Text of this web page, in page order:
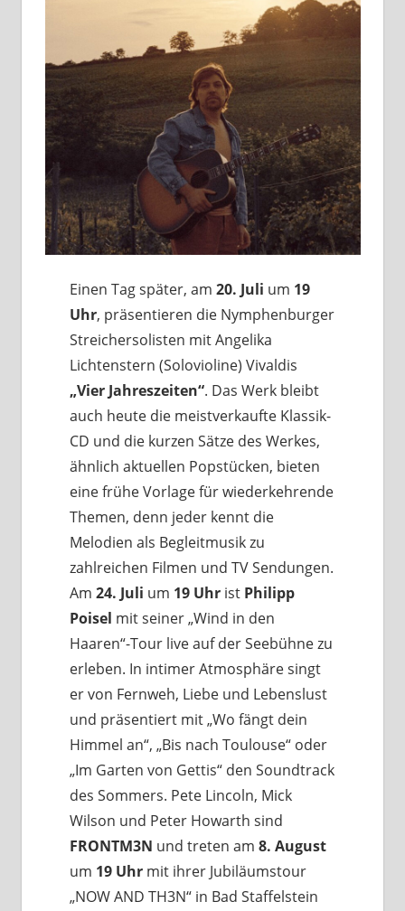
Einen Tag später, am20. Juli um 19
Uhr, präsentieren die Nymphenburger
Streichersolisten mit Angelika
Lichtenstern (Solovioline) Vivaldis
„Vier Jahreszeiten“. Das Werk bleibt
auch heute die meistverkaufte Klassik-
CD und die kurzen Sätze des Werkes,
ähnlich aktuellen Popstücken, bieten
eine frühe Vorlage für wiederkehrende
Themen, denn jeder kennt die
Melodien als Begleitmusik zu
zahlreichen Filmen und TV Sendungen.
Am24. Juli um 19 Uhr ist Philipp
Poisel mit seiner „Wind in den
Haaren“-Tour live auf der Seebühne zu
erleben. In intimer Atmosphäre singt
er von Fernweh, Liebe und Lebenslust
und präsentiert mit „Wo fängt dein
Himmel an“, „Bis nach Toulouse“ oder
„Im Garten von Gettis“ den Soundtrack
des Sommers. Pete Lincoln, Mick
Wilson und Peter Howarth sind
FRONTM3N und treten am8. August
um 19 Uhr mit ihrer Jubiläumstour
„NOW AND TH3N“ in Bad Staffelstein